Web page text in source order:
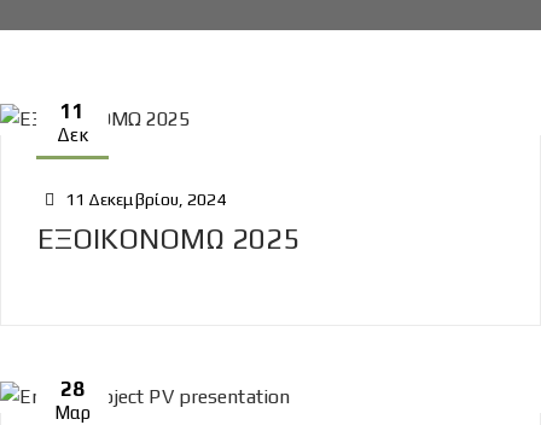
11
Δεκ
11 Δεκεμβρίου, 2024
ΕΞΟΙΚΟΝΟΜΩ 2025
28
Μαρ